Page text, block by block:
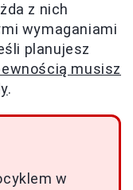
z nich
wymaganiami
planujesz
musisz
.
w